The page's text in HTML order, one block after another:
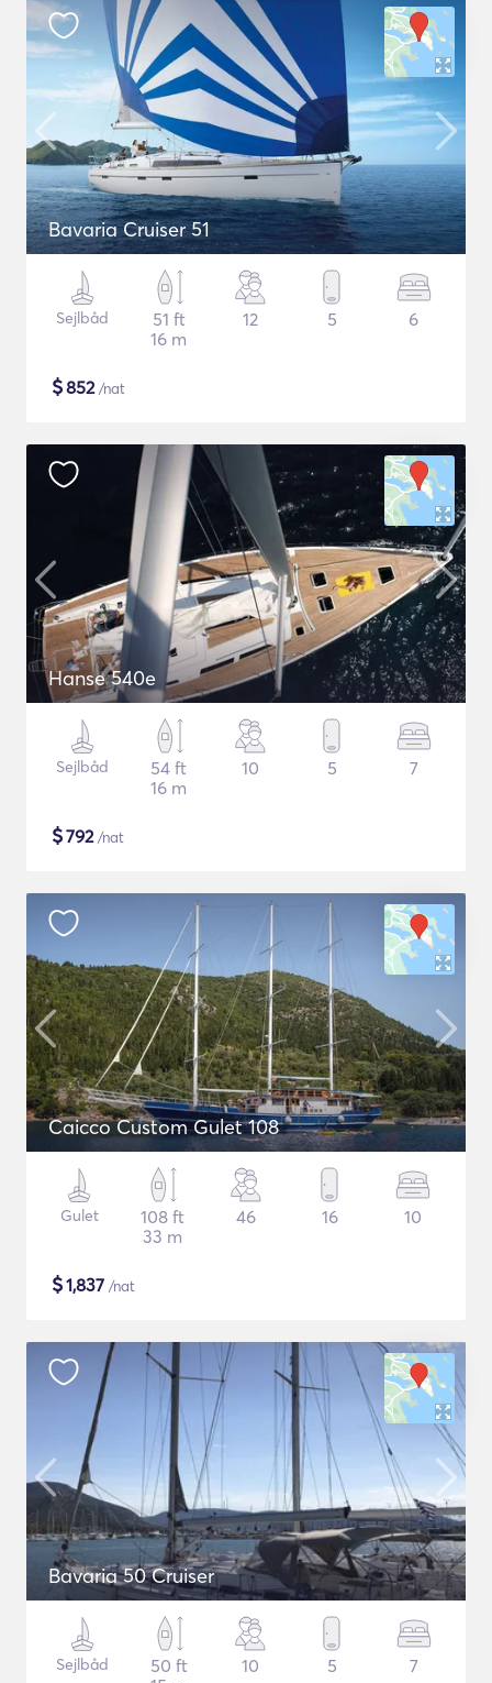
Bavaria Cruiser 51
Sejlbåd
51 ft
16 m
12 5 6
$852/nat
Hanse 540e
Sejlbåd
54 ft
16 m
10 5 7
$792/nat
Caicco Custom Gulet 108
Gulet
108 ft
33 m
46 16 10
$1,837 /nat
Bavaria 50 Cruiser
Sejlbåd
50 ft
10 5 7